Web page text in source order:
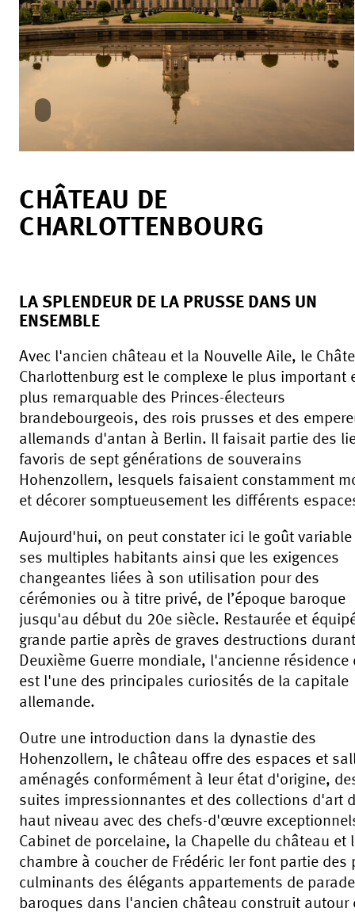
CHÂTEAU DE
CHARLOTTENBOURG
LA SPLENDEUR DE LA PRUSSE DANS UN
ENSEMBLE
Avec l'ancien château et la Nouvelle Aile, le
Charlottenburg est le complexe le plus important
plus remarquable des Princes-électeurs
brandebourgeois, des rois prusses et des
allemands d'antan à Berlin. Il faisait partie des
favoris de sept générations de souverains
Hohenzollern, lesquels faisaient constamment
et décorer somptueusement les différents
Aujourd'hui, on peut constater ici le goût variable
ses multiples habitants ainsi que les exigences
changeantes liées à son utilisation pour des
cérémonies ou à titre privé, de l’époque baroque
jusqu'au début du 20e siècle. Restaurée et
grande partie après de graves destructions
Deuxième Guerre mondiale, l'ancienne résidence
est l'une des principales curiosités de la capitale
allemande.
Outre une introduction dans la dynastie des
Hohenzollern, le château offre des espaces et
aménagés conformément à leur état d'origine,
suites impressionnantes et des collections d'art
haut niveau avec des chefs-d'œuvre
Cabinet de porcelaine, la Chapelle du château et
chambre à coucher de Frédéric Ier font partie des
culminants des élégants appartements de parade
baroques dans l'ancien château construit autour